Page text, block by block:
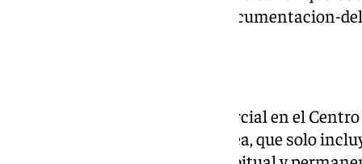
viviendas-la-junta-nos-pide-documentacion-
Línea de Rehabilitación Parcial en el
contemplada para esta línea, que solo